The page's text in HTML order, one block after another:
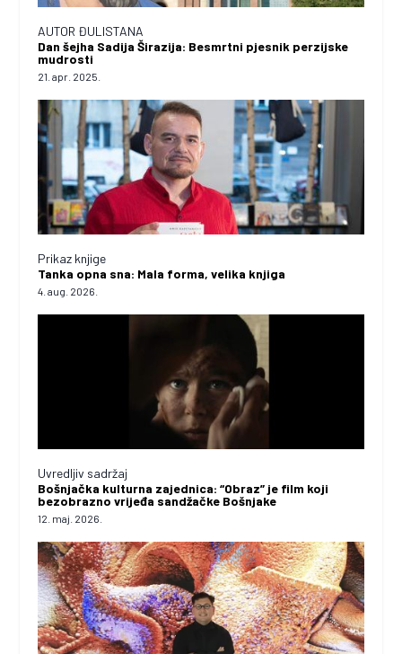
AUTOR ĐULISTANA
Dan šejha Sadija Širazija: Besmrtni pjesnik perzijske
mudrosti
21. apr. 2025.
Prikaz knjige
Tanka opna sna: Mala forma, velika knjiga
4. aug. 2026.
Uvredljiv sadržaj
Bošnjačka kulturna zajednica: “Obraz” je film koji
bezobrazno vrijeđa sandžačke Bošnjake
12. maj. 2026.